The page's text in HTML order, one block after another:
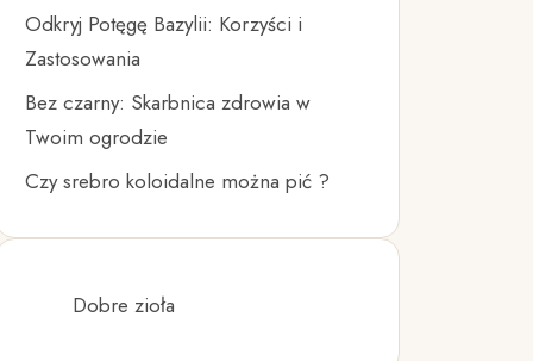
Odkryj Potęgę Bazylii: Korzyści i
Zastosowania
Bez czarny: Skarbnica zdrowia w
Twoim ogrodzie
Czy srebro koloidalne można pić ?
Dobre zioła